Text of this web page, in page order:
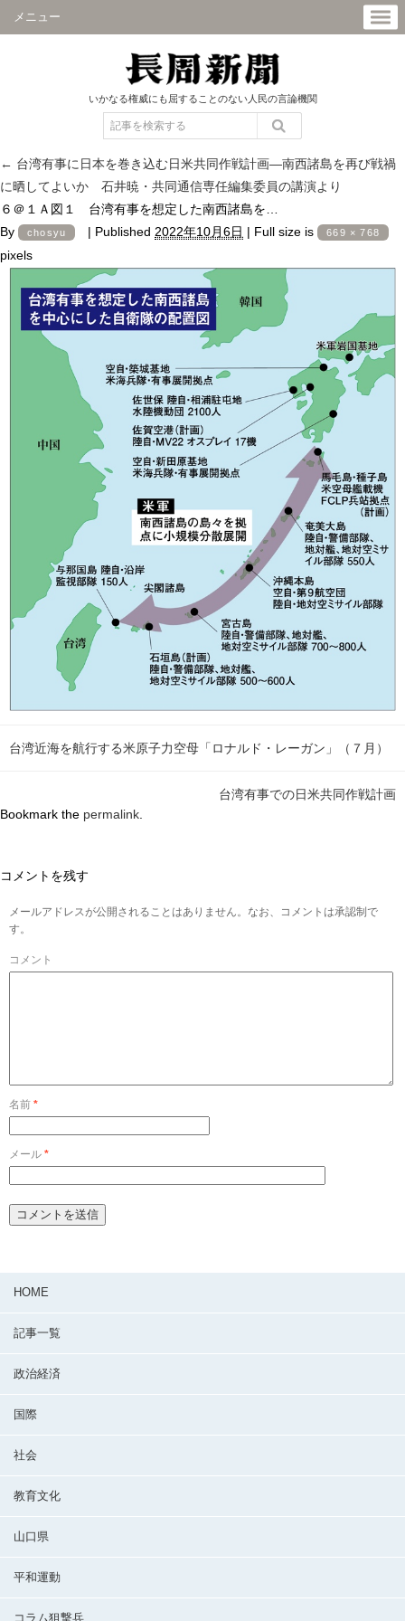
メニュー
いかなる権威にも屈することのない人民の言論機関
← 台湾有事に日本を巻き込む日米共同作戦計画―南西諸島を再び戦禍
に晒してよいか 石井暁・共同通信専任編集委員の講演より
６＠１Ａ図１ 台湾有事を想定した南西諸島を…
By
chosyu | Published 2022年10月6日 | Full size is 669 × 768
pixels
台湾近海を航行する米原子力空母「ロナルド・レーガン」（７月）
台湾有事での日米共同作戦計画
Bookmark the permalink
コメントを残す
メールアドレスが公開されることはありません。なお、コメントは承認制で
す。
コメント
名前 *
メール *
HOME
記事一覧
政治経済
国際
社会
教育文化
山口県
平和運動
コラム狙撃兵